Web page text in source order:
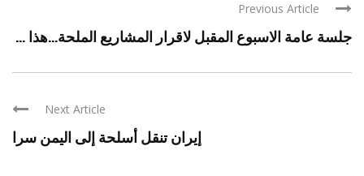
Previous Article
جلسة عامة الاسبوع المقبل لاقرار المشاريع الملحة…هذا ...
Next Article
إيران تنقل أسلحة إلى اليمن سرا